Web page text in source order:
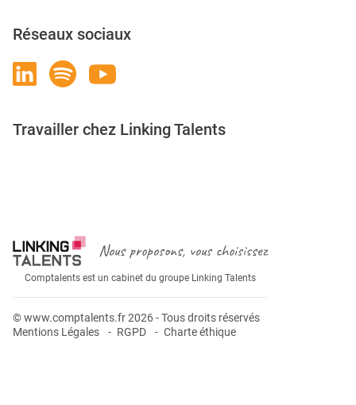
Réseaux sociaux
Travailler chez Linking Talents
Nous proposons, vous choisissez
Comptalents est un cabinet du groupe Linking Talents
© www.comptalents.fr 2026 - Tous droits réservés
Mentions Légales
RGPD Charte éthique